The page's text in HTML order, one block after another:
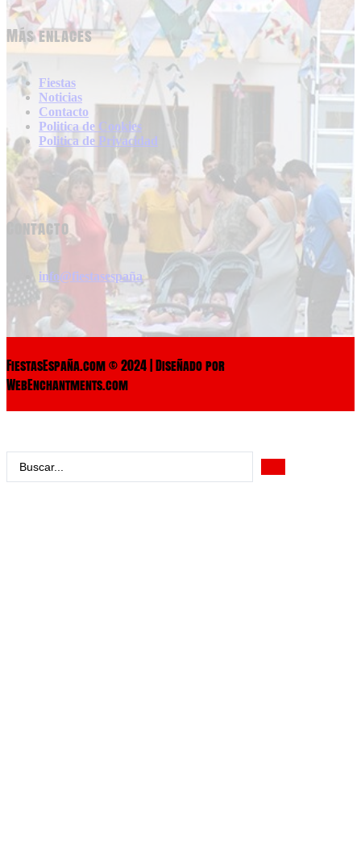
Más enlaces
Fiestas
Noticias
Contacto
Politica de Cookies
Politica de Privacidad
Contacto
info@fiestasespaña
FiestasEspaña.com © 2024 | Diseñado por
WebEnchantments.com